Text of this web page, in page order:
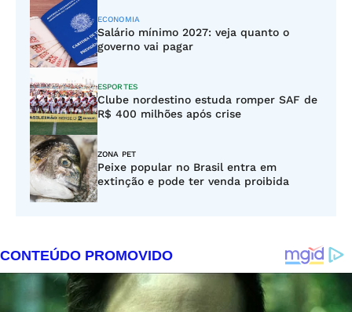
ECONOMIA
Salário mínimo 2027: veja quanto o
governo vai pagar
ESPORTES
Clube nordestino estuda romper SAF de
R$ 400 milhões após crise
ZONA PET
Peixe popular no Brasil entra em
extinção e pode ter venda proibida